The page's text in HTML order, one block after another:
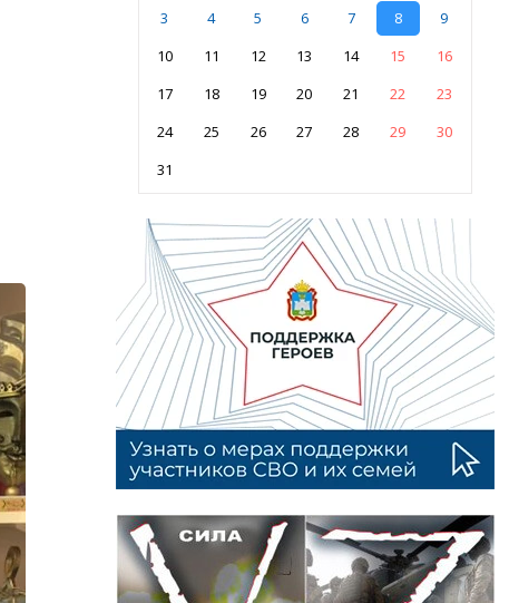
3
4 5 6 7 8
9
10
11 12 13 14 15
16
17
18 19 20 21 22
23
24
25 26 27 28 29
30
31